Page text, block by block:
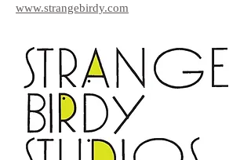
www.strangebirdy.com